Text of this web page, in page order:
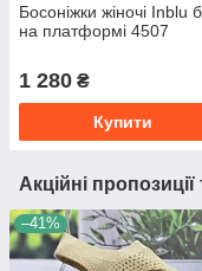
Босоніжки жіночі Inblu
на платформі 4507
1 280 ₴
Купити
Акційні
–41%